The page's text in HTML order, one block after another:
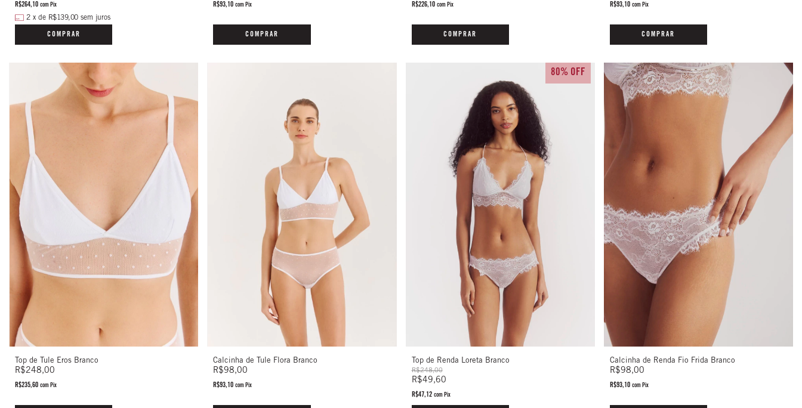
R$264,10 com Pix
2 x de R$139,00 sem juros
COMPRAR
R$93,10com Pix
COMPRAR
R$226,10 com Pix
COMPRAR
R$93,10 com Pix
COMPRAR
Top de Tule Eros Branco
R$248,00
R$235,60 com Pix
Calcinha de Tule Flora Branco
R$98,00
R$93,10com Pix
Top de Renda Loreta Branco
R$248,00
R$49,60
80% OFF
R$47,12 com Pix
Calcinha de Renda Fio Frida Branco
R$98,00
R$93,10 com Pix